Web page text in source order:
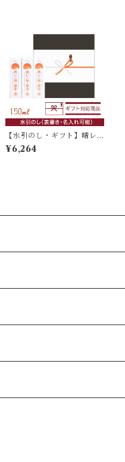
【水引のし・ギフト】晴レ
ノ日ノ醤油 150ml×3本入
¥6,264